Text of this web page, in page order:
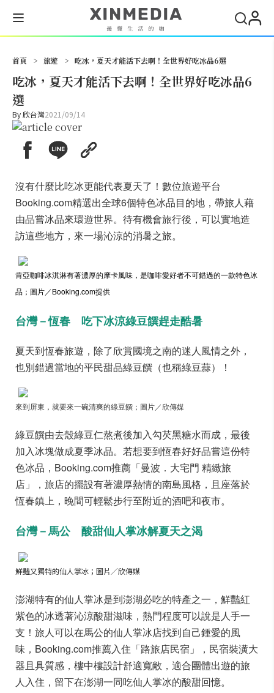
首頁 > 旅遊 > 吃冰，夏天才能活下去啊！全世界好吃冰品6選
吃冰，夏天才能活下去啊！全世界好吃冰品6
選
By欣台灣2021/09/14
沒有什麼比吃冰更能代表夏天了！數位旅遊平台
Booking.com精選出全球6個特色冰品目的地，帶旅人藉
由品嘗冰品來環遊世界。待有機會旅行後，可以實地造
訪這些地方，來一場沁涼的消暑之旅。
肯亞咖啡冰淇淋有著濃厚的摩卡風味，是咖啡愛好者不可錯過的一款特色冰
品；圖片／Booking.com提供
台灣－恆春 吃下冰涼綠豆饌趕走酷暑
夏天到恆春旅遊，除了欣賞國境之南的迷人風情之外，
也別錯過當地的平民甜品綠豆饌（也稱綠豆蒜）！
來到屏東，就要來一碗清爽的綠豆饌；圖片／欣傳媒
綠豆饌由去殼綠豆仁熬煮後加入勾芡黑糖水而成，最後
加入冰塊做成夏季冰品。若想要到恆春好好品嘗這份特
色冰品，Booking.com推薦「曼波．大宅門 精緻旅
店」，旅店的擺設有著濃厚熱情的南島風格，且座落於
恆春鎮上，晚間可輕鬆步行至附近的酒吧和夜市。
台灣－馬公 酸甜仙人掌冰解夏天之渴
鮮豔又獨特的仙人掌冰；圖片／欣傳媒
澎湖特有的仙人掌冰是到澎湖必吃的特產之一，鮮豔紅
紫色的冰透著沁涼酸甜滋味，熱門程度可以說是人手一
支！旅人可以在馬公的仙人掌冰店找到自己鍾愛的風
味，Booking.com推薦入住「路旅店民宿」，民宿裝潢大
器且具質感，樓中樓設計舒適寬敞，適合團體出遊的旅
人入住，留下在澎湖一同吃仙人掌冰的酸甜回憶。